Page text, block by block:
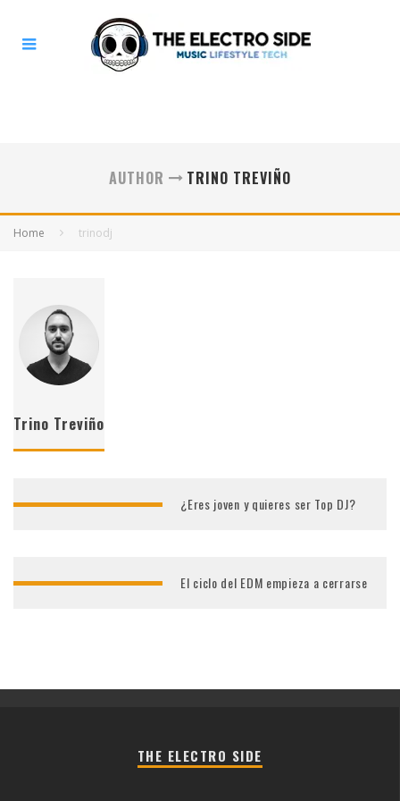
AUTHOR TRINO TREVIÑO
Home trinodj
Trino Treviño
¿Eres joven y quieres ser Top DJ?
El ciclo del EDM empieza a cerrarse
THE ELECTRO SIDE